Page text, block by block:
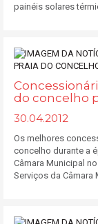
painéis solares
do concelho
30.04.2012
Os melhores
concelho durante a
Câmara Municipal
Serviços da Câmara